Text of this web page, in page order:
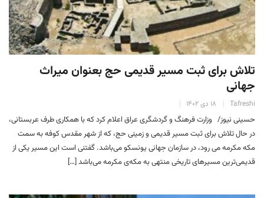
تلاش برای ثبت مسیر قدیمی حج بعنوان میراث
جهانی
Tafreshi ۱۸ دی ۱۴۰۲
حسینی نیوز/ وزارت فرهنگ و گردشگری عراق اعلام کرد که با همکاری طرف عربستانی،
در حال تلاش برای ثبت مسیر قدیمی و زمینی حج، که از شهر مقدس کوفه به سمت
مکه مکرمه می رود، در سازمان جهانی یونسکو می‌باشد. گفتنی است این مسیر یکی از
قدیمی‌ترین مسیر‌های تاریخی منتهی به مکه‌ی مکرمه می‌باشد […]